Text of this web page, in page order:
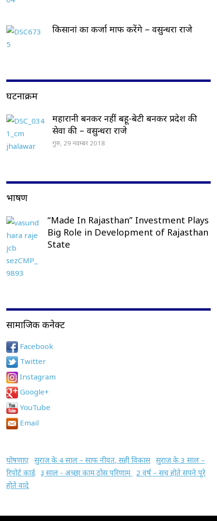
किसानां का कर्जा माफ करेंगे – वसुन्धरा राजे
घटनाक्रम
महारानी बनकर नहीं बहू-बेटी बनकर प्रदेश की
सेवा की – वसुन्धरा राजे
गुरु, 29 नवम्बर 2018
भाषण
“Made In Rajasthan” Investment Plays
Big Role in Development of Rajasthan
State
सामाजिक कनेक्ट
Facebook
Twitter
Instagram
Google+
YouTube
Email
घोषणाए सुराज के 4 साल – साफ नीयत, सही विकास सुराज के 3 साल –
रिपोर्ट कार्ड
३ साल - अच्छा काम ठोस परिणाम
2 वर्ष – सच होते सपने पूरे
होते वादे